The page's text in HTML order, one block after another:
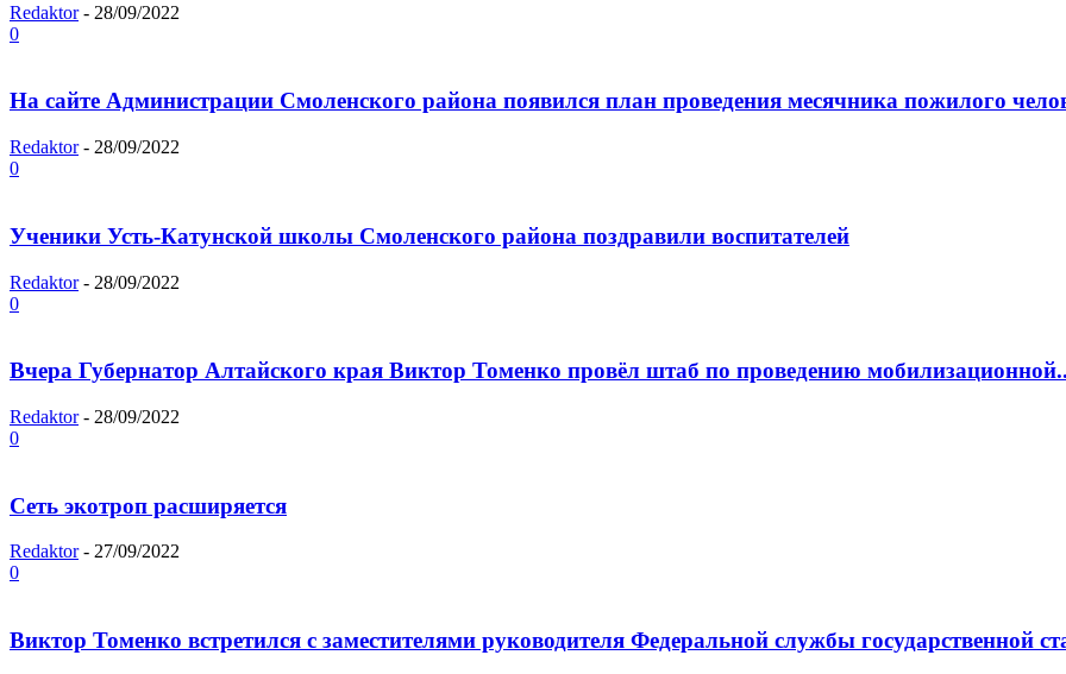
Redaktor - 28/09/2022
0
На сайте Администрации Смоленского района появился план проведения месячника пожилого
Redaktor - 28/09/2022
0
Ученики Усть-Катунской школы Смоленского района поздравили воспитателей
Redaktor - 28/09/2022
0
Вчера Губернатор Алтайского края Виктор Томенко провёл штаб по проведению
Redaktor - 28/09/2022
0
Сеть экотроп расширяется
Redaktor - 27/09/2022
0
Виктор Томенко встретился с заместителями руководителя Федеральной службы государственной